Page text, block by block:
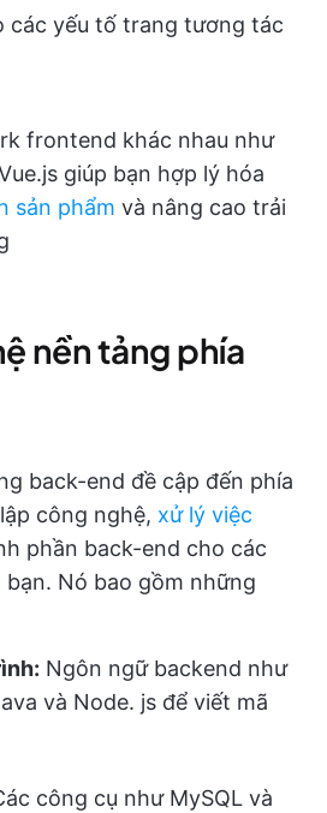
các yếu tố trang tương tác
frontend khác nhau như
giúp bạn hợp lý hóa
sản phẩm và nâng cao trải
nền tảng phía
back-end đề cập đến phía
công nghệ, xử lý việc
phần back-end cho các
Nó bao gồm những
Ngôn ngữ backend như
và Node. js để viết mã
công cụ như MySQL và